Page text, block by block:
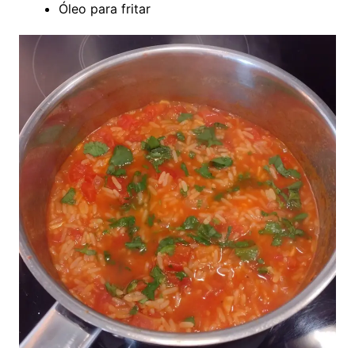
Óleo para fritar